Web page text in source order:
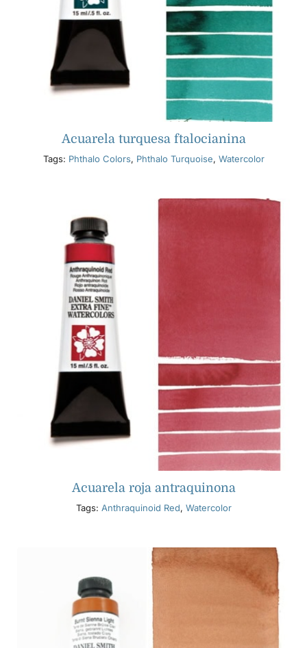
Acuarela turquesa ftalocianina
Tags: Phthalo Colors, Phthalo Turquoise, Watercolor
Acuarela roja antraquinona
Tags: Anthraquinoid Red, Watercolor